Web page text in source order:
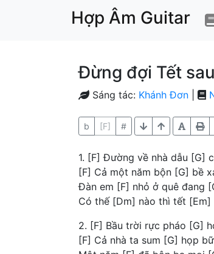
Hợp Âm Guitar
Đừng đợi Tết
Sáng tác: Khánh Đơn
b [F] #
1. [F] Đường về nhà dẫu [G]
[F] Cả một năm bộn [G] bề
Đàn em [F] nhỏ ở quê đang
Có thế [Dm] nào thì tết [Em]
2. [F] Bầu trời rực pháo [G]
[F] Cả nhà ta sum [G] họp